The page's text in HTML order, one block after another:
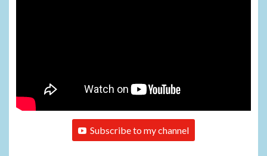
Subscribe to my channel